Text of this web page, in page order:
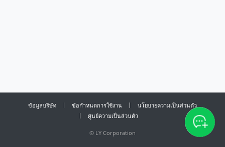
ข้อมูลบริษัท ข้อกำหนดการใช้งาน
นโยบายความเป็นส่วนตัว
ศูนย์ความเป็นส่วนตัว
© LY Corporation